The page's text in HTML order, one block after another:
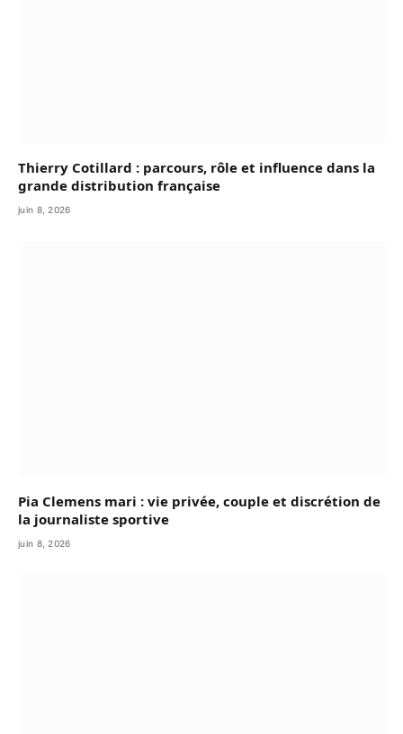
Thierry Cotillard : parcours, rôle et influence dans la
grande distribution française
juin 8, 2026
Pia Clemens mari : vie privée, couple et discrétion de
la journaliste sportive
juin 8, 2026